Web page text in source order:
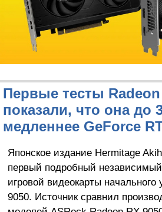
Первые тесты Radeon
показали, что она до
медленнее GeForce
Японское издание Hermitage
первый подробный
игровой видеокарты начального
9050. Источник сравнил